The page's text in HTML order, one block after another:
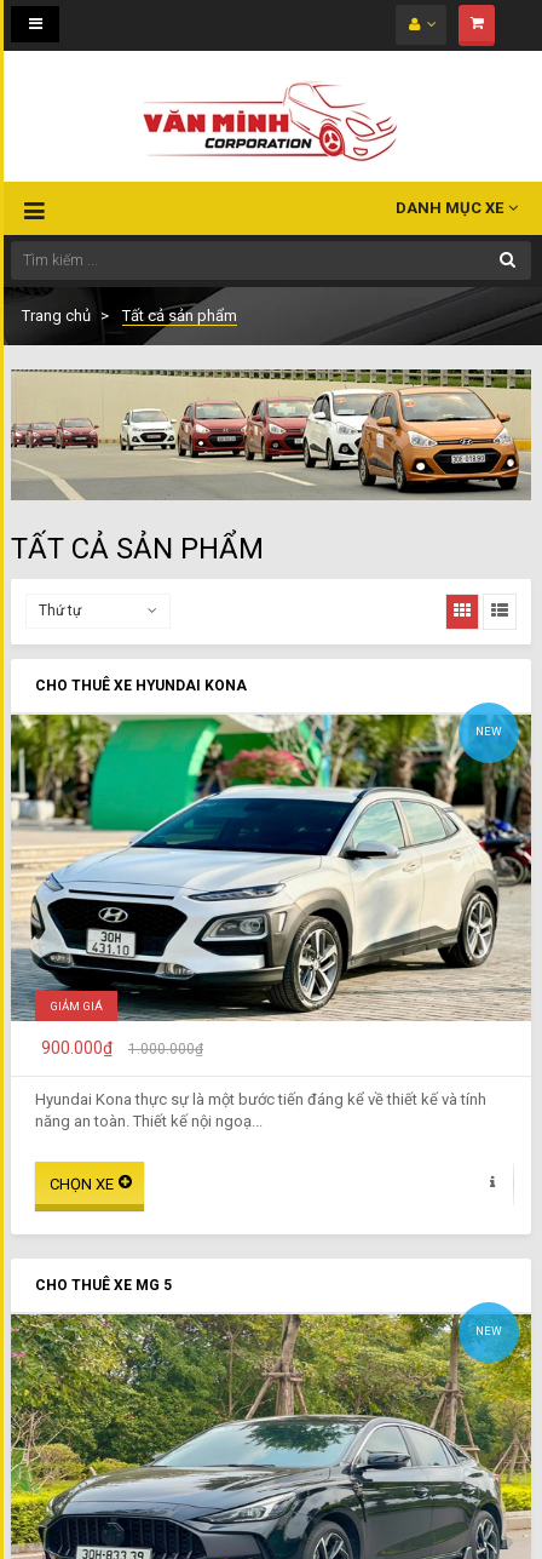
Toggle
navigation
DANH MỤC XE
Trang chủ Tất cả sản phẩm
TẤT CẢ SẢN PHẨM
Thứ tự
CHO THUÊ XE HYUNDAI KONA
NEW
GIẢM GIÁ
900.000₫ 1.000.000₫
Hyundai Kona thực sự là một bước tiến đáng kể về thiết kế và tính
năng an toàn. Thiết kế nội ngoạ...
CHO THUÊ XE MG 5
NEW